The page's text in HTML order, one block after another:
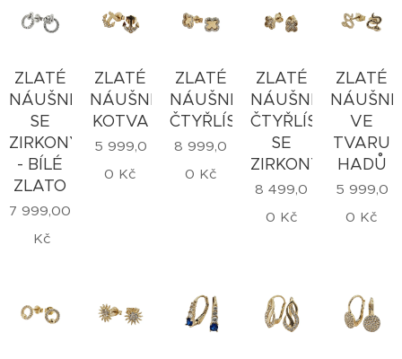
ZLATÉ
NÁUŠNICE
SE
ZIRKONY
- BÍLÉ
ZLATO
7 999,00
Kč
ZLATÉ
NÁUŠNICE
KOTVA
5 999,0
0 Kč
ZLATÉ
NÁUŠNICE
ČTYŘLÍSTEK
8 999,0
0 Kč
ZLATÉ
NÁUŠNICE
ČTYŘLÍSTEK
SE
ZIRKONY
8 499,0
0 Kč
ZLATÉ
VE
TVARU
HADŮ
5 999,0
0 Kč